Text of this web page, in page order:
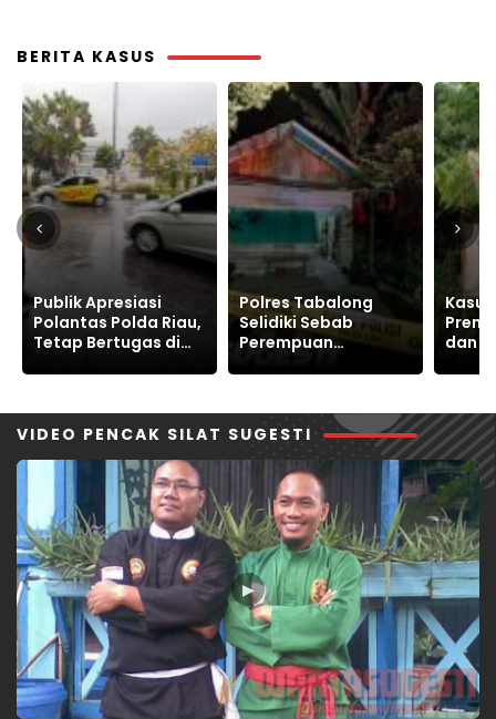
BERITA KASUS
Polres Tabalong
Selidiki Sebab
Perempuan
Kasus Tanah,
Preman Alat Berat
dan Kriminal Warga
RI,
VIDEO PENCAK SILAT SUGESTI
▶